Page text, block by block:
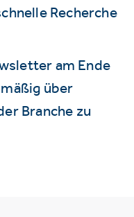
Recherche
am Ende
über
Branche zu